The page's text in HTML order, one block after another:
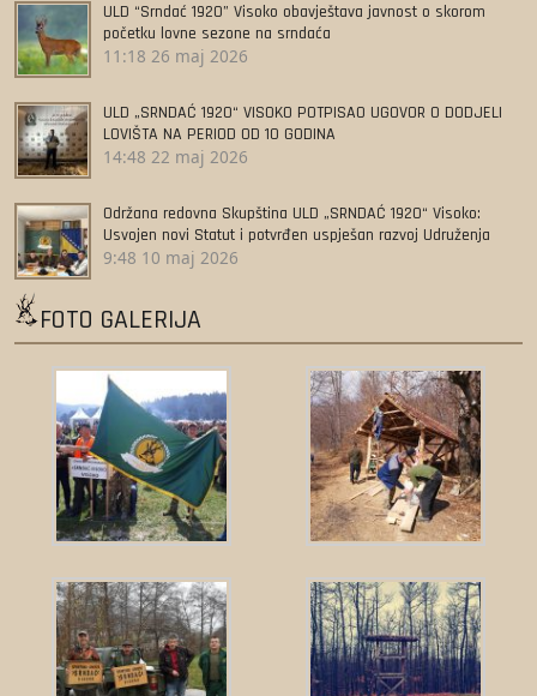
ULD “Srndać 1920” Visoko obavještava javnost o skorom
početku lovne sezone na srndaća
11:18 26 maj 2026
ULD „SRNDAĆ 1920“ VISOKO POTPISAO UGOVOR O DODJELI
LOVIŠTA NA PERIOD OD 10 GODINA
14:48 22 maj 2026
Održana redovna Skupština ULD „SRNDAĆ 1920“ Visoko:
Usvojen novi Statut i potvrđen uspješan razvoj Udruženja
9:48 10 maj 2026
FOTO GALERIJA